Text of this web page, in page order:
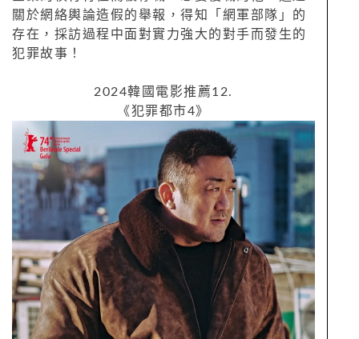
關於網絡輿論造假的舉報，得知「網軍部隊」的
存在，採訪過程中面對實力強大的對手而發生的
犯罪故事！
2024韓國電影推薦12.
《犯罪都市4》